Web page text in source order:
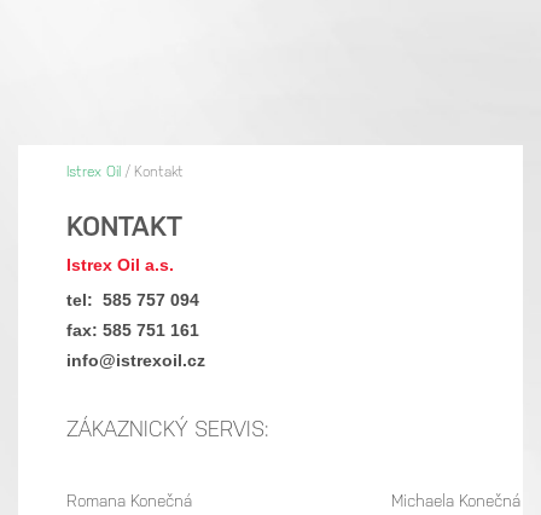
Istrex Oil / Kontakt
KONTAKT
Istrex Oil a.s.
tel: 585 757 094
fax: 585 751 161
info@istrexoil.cz
ZÁKAZNICKÝ SERVIS:
Romana Konečná
Michaela